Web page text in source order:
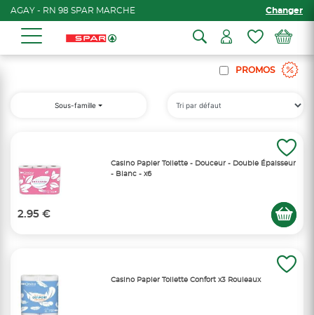
AGAY - RN 98 SPAR MARCHE Changer
PROMOS
Sous-famille
Casino Papier Toilette - Douceur - Double Épaisseur
- Blanc - x6
2.95 €
Casino Papier Toilette Confort x3 Rouleaux